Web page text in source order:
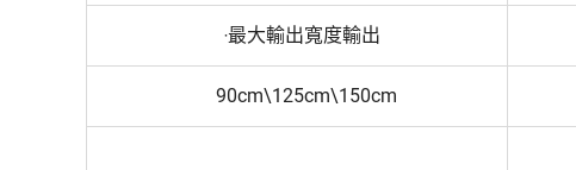
‧最大輸出寬度輸出
90cm\125cm\150cm